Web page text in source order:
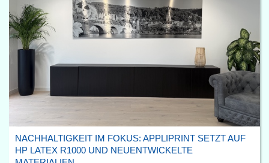
NACHHALTIGKEIT IM FOKUS: APPLIPRINT SETZT AUF
HP LATEX R1000 UND NEUENTWICKELTE